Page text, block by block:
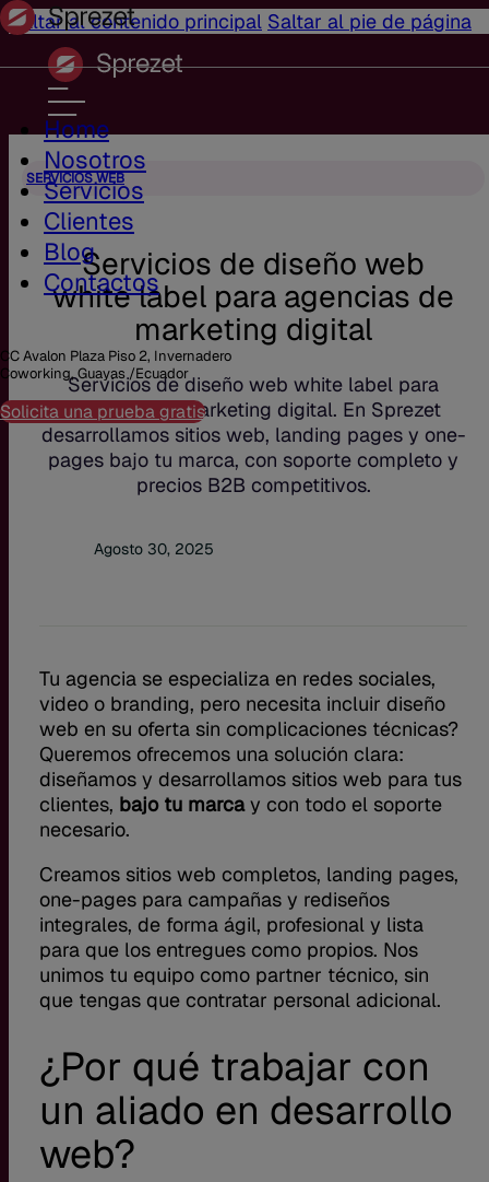
Saltar al contenido principal Saltar al pie de página
SERVICIOS WEB
Servicios de diseño web
white label para agencias de
marketing digital
Servicios de diseño web white label para
agencias de marketing digital. En Sprezet
desarrollamos sitios web, landing pages y one-
pages bajo tu marca, con soporte completo y
precios B2B competitivos.
Agosto 30, 2025
Tu agencia se especializa en redes sociales,
video o branding, pero necesita incluir diseño
web en su oferta sin complicaciones técnicas?
Queremos ofrecemos una solución clara:
diseñamos y desarrollamos sitios web para tus
clientes, bajo tu marcay con todo el soporte
necesario.
Creamos sitios web completos, landing pages,
one-pages para campañas y rediseños
integrales, de forma ágil, profesional y lista
para que los entregues como propios. Nos
unimos tu equipo como partner técnico, sin
que tengas que contratar personal adicional.
¿Por qué trabajar con
un aliado en desarrollo
web?
Home
Nosotros
Servicios
Clientes
Blog
Contactos
CC Avalon Plaza Piso 2, Invernadero
Coworking, Guayas /Ecuador
Solicita una prueba gratis